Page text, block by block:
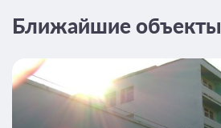
Ближайшие объекты